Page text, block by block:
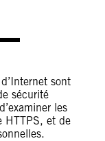
sont
sécurité
les
HTTPS, et de